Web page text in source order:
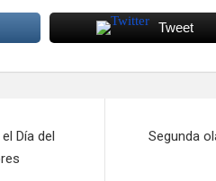
Tweet
Día del
Segunda